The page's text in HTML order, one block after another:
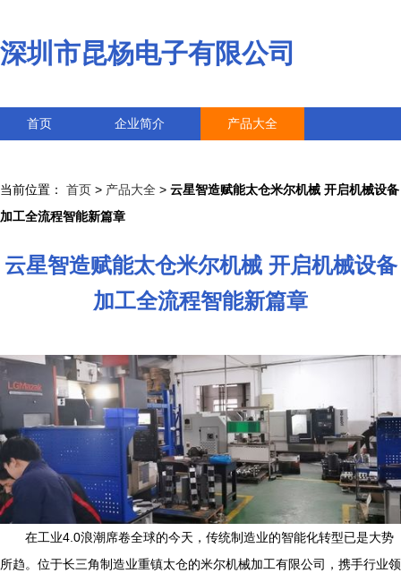
深圳市昆杨电子有限公司
首页 企业简介 产品大全
当前位置： 首页 > 产品大全 > 云星智造赋能太仓米尔机械 开启机械设备
加工全流程智能新篇章
云星智造赋能太仓米尔机械 开启机械设备
加工全流程智能新篇章
在工业4.0浪潮席卷全球的今天，传统制造业的智能化转型已是大势
所趋。位于长三角制造业重镇太仓的米尔机械加工有限公司，携手行业领